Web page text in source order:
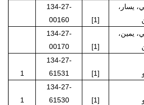
134-27-
00160
[1]
يسار،
134-27-
00170
[1]
يمين،
1
134-27-
61531
[1]
1
134-27-
61530
[1]